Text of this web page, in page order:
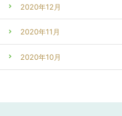
2020年12月
2020年11月
2020年10月